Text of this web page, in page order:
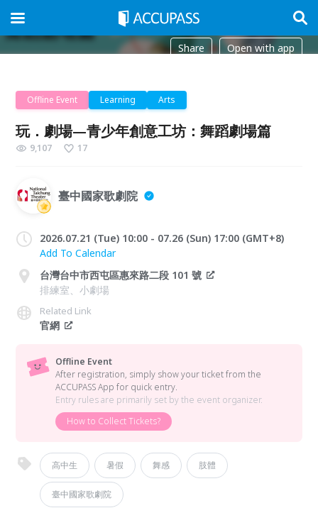
Share Open with app
Offline Event Learning Arts
玩．劇場—青少年創意工坊：舞蹈劇場篇
9,107 17
臺中國家歌劇院
2026.07.21 (Tue) 10:00 - 07.26 (Sun) 17:00 (GMT+8)
Add To Calendar
台灣台中市西屯區惠來路二段 101 號
排練室、小劇場
Related Link
官網
Offline Event
After registration, simply show your ticket from the
ACCUPASS App for quick entry.
Entry rules are primarily set by the event organizer.
How to Collect Tickets?
高中生 暑假 舞感 肢體
臺中國家歌劇院